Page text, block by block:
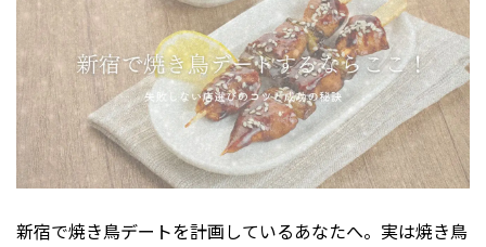
新宿で焼き鳥デートを計画しているあなたへ。実は焼き鳥